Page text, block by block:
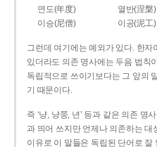
연도(年度) 열반(涅槃)
이승(尼僧)
이공(泥工)
그런데 여기에는 예외가 있다. 한자
있더라도 의존 명사에는 두음 법칙
독립적으로 쓰이기보다는 그 앞의
기 때문이다.
즉 ‘냥, 냥쭝, 년’ 등과 같은 의존 명
과 띄어 쓰지만 언제나 의존하는
이유로 이 말들은 독립된 단어로 잘